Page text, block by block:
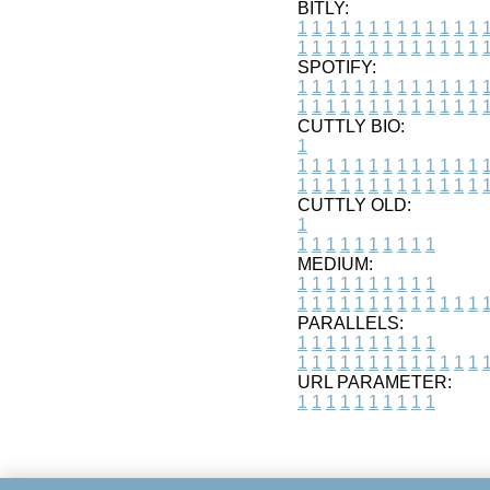
BITLY:
1 1 1 1 1 1 1 1 1 1 1 1 1 1
1 1 1 1 1 1 1 1 1 1 1 1 1 1
SPOTIFY:
1 1 1 1 1 1 1 1 1 1 1 1 1 1
1 1 1 1 1 1 1 1 1 1 1 1 1 1
CUTTLY BIO:
1
1 1 1 1 1 1 1 1 1 1 1 1 1 1
1 1 1 1 1 1 1 1 1 1 1 1 1 1
CUTTLY OLD:
1
1 1 1 1 1 1 1 1 1 1
MEDIUM:
1 1 1 1 1 1 1 1 1 1
1 1 1 1 1 1 1 1 1 1 1 1 1 1
PARALLELS:
1 1 1 1 1 1 1 1 1 1
1 1 1 1 1 1 1 1 1 1 1 1 1 1
URL PARAMETER:
1 1 1 1 1 1 1 1 1 1